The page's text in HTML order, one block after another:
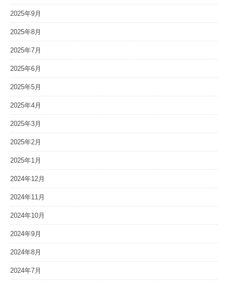
2025年9月
2025年8月
2025年7月
2025年6月
2025年5月
2025年4月
2025年3月
2025年2月
2025年1月
2024年12月
2024年11月
2024年10月
2024年9月
2024年8月
2024年7月